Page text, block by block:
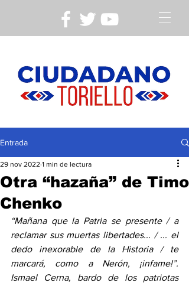
Entrada
Otra “hazaña” de Timo
Chenko
29 nov 2022 1 min de lectura
“Mañana que la Patria se presente / a
reclamar sus muertas libertades... / ... el
dedo inexorable de la Historia / te
marcará, como a Nerón, ¡infame!”.
Ismael Cerna, bardo de los patriotas